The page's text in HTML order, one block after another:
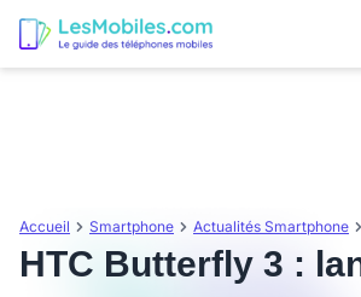
Accueil Smartphone Actualités Smartphone
HTC Butterfly 3 :